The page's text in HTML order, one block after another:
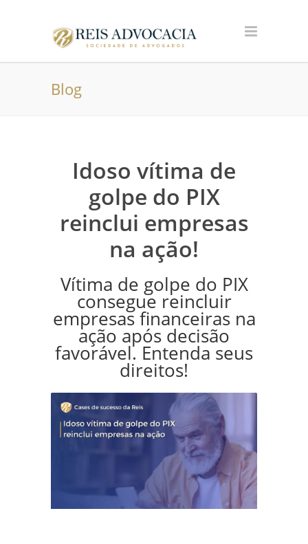
Blog
Idoso vítima de
golpe do PIX
reinclui empresas
na ação!
Vítima de golpe do PIX
consegue reincluir
empresas financeiras na
ação após decisão
favorável. Entenda seus
direitos!